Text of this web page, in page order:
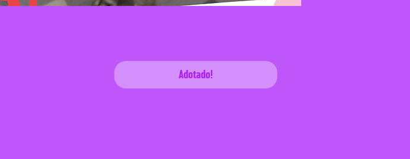
Adotado!